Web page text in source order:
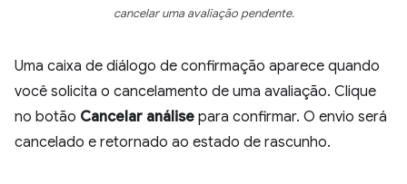
cancelar uma avaliação pendente.
Uma caixa de diálogo de confirmação aparece quando
você solicita o cancelamento de uma avaliação. Clique
no botão Cancelar análise para confirmar. O envio será
cancelado e retornado ao estado de rascunho.